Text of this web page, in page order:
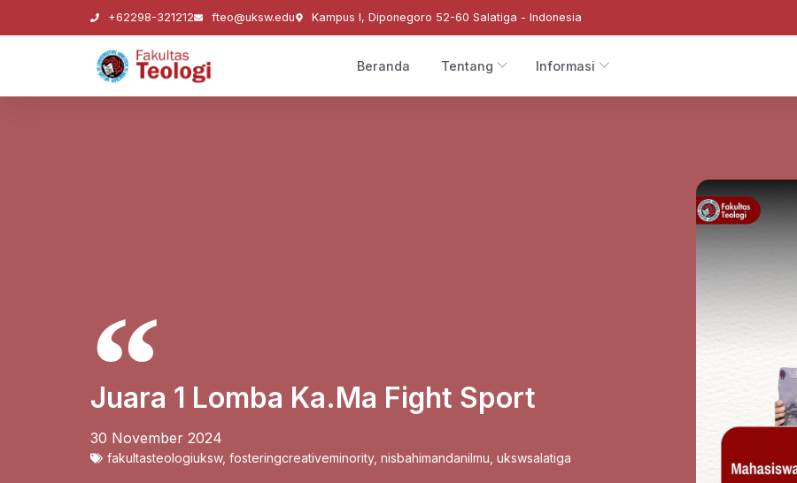
+62298-321212 fteo@uksw.edu Kampus I, Diponegoro 52-60 Salatiga - Indonesia
Beranda Tentang Informasi
Juara 1 Lomba Ka.Ma Fight Sport
30 November 2024
fakultasteologiuksw, fosteringcreativeminority, nisbahimandanilmu ukswsalatiga